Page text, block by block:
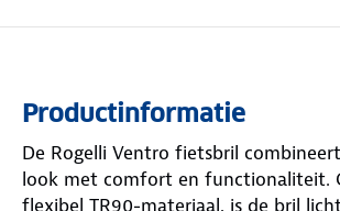
Productinformatie
De Rogelli Ventro fietsbril
look met comfort en functionaliteit.
flexibel TR90-materiaal, is de bril